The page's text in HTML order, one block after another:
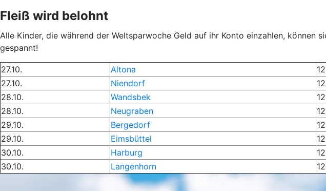
Fleiß wird belohnt
Alle Kinder, die während der Weltsparwoche Geld auf ihr Konto einzahlen, können
gespannt!
27.10. Altona
27.10.
Niendorf
28.10.
Wandsbek
28.10.
Neugraben
29.10.
Bergedorf
29.10.
Eimsbüttel
30.10.
Harburg
30.10.
Langenhorn